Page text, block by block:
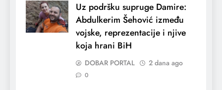
Uz podršku supruge Damire:
Abdulkerim Šehović između
vojske, reprezentacije i njive
koja hrani BiH
DOBAR PORTAL 2 dana ago
0